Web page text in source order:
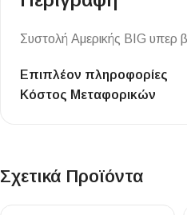
Συστολή Αμερικής BIG υπερ
Επιπλέον πληροφορίες
Κόστος Μεταφορικών
Σχετικά Προϊόντα